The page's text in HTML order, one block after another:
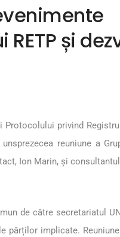
și
Protocolului privind
reuniune a
Ion Marin, și
de către secretariatul
părților implicate.